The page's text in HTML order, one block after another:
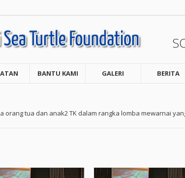
BANTU KAMI GALERI BERITA
tua dan anak2 TK dalam rangka lomba mewarnai